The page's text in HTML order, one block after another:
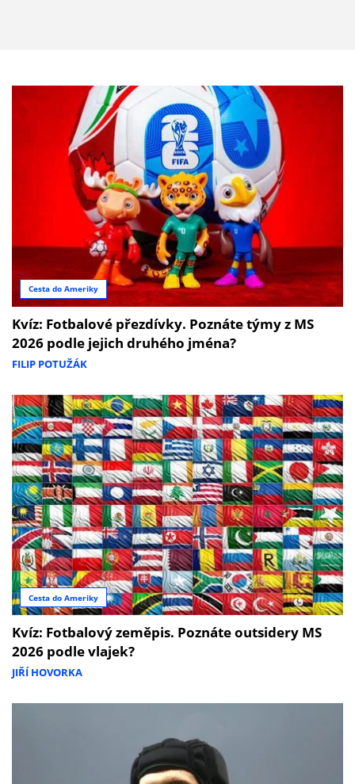
Cesta do Ameriky
Kvíz: Fotbalové přezdívky. Poznáte týmy z MS
2026 podle jejich druhého jména?
FILIP POTUŽÁK
Cesta do Ameriky
Kvíz: Fotbalový zeměpis. Poznáte outsidery MS
2026 podle vlajek?
JIŘÍ HOVORKA